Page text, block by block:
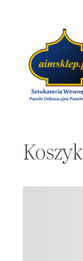
Koszyk